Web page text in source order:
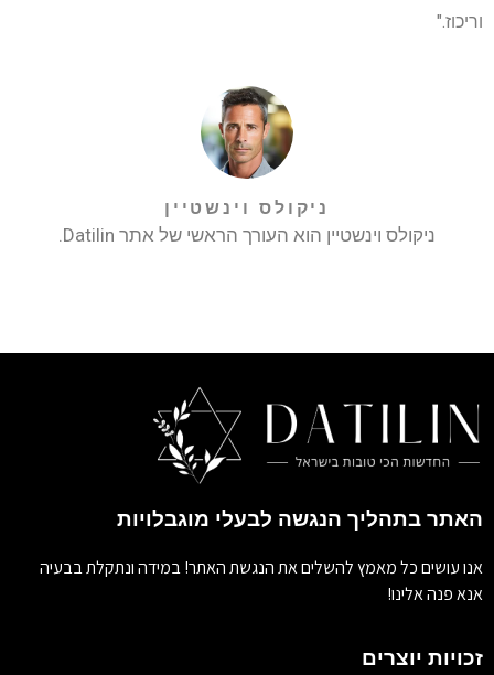
וריכוז."
ניקולס וינשטיין
ניקולס וינשטיין הוא העורך הראשי של אתר Datilin.
האתר בתהליך הנגשה לבעלי מוגבלויות
אנו עושים כל מאמץ להשלים את הנגשת האתר! במידה ונתקלת בבעיה
אנא פנה אלינו!
זכויות יוצרים